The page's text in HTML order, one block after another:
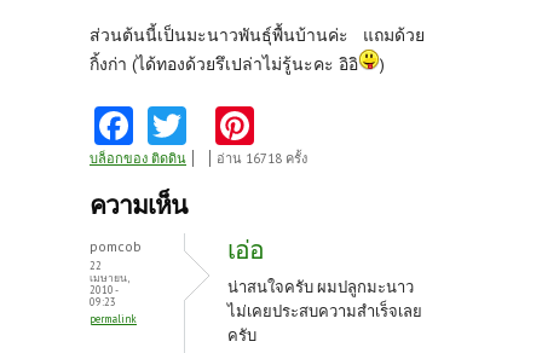
ส่วนต้นนี้เป็นมะนาวพันธุ์พื้นบ้านค่ะ แถมด้วย
กิ้งก่า (ได้ทองด้วยรึเปล่าไม่รู้นะคะ อิอิ
)
Fa
ce
b
o
k
w
itt
nt
es
t
บล็อกของ ติดดิน อ่าน 16718 ครั้ง
ความเห็น
pomcob
22
เมษายน,
2010 -
09:23
permalink
เอ่อ
น่าสนใจครับ ผมปลูกมะนาว
ไม่เคยประสบความสำเร็จเลย
ครับ